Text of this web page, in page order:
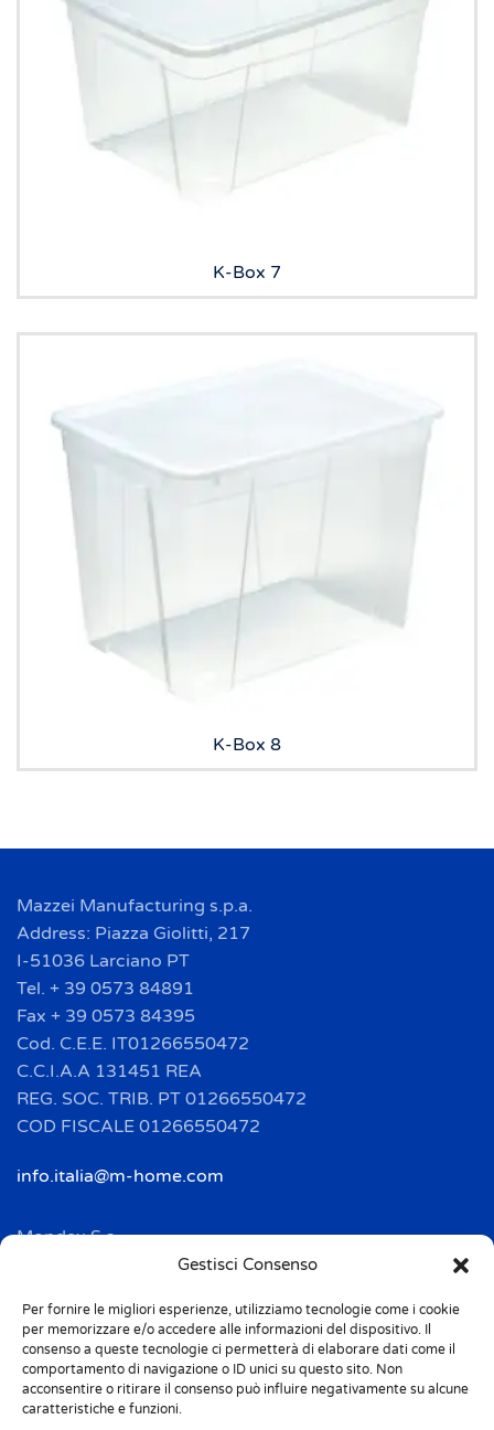
Gestisci Consenso
Per fornire le migliori esperienze, utilizziamo tecnologie come i cookie
per memorizzare e/o accedere alle informazioni del dispositivo. Il
consenso a queste tecnologie ci permetterà di elaborare dati come il
comportamento di navigazione o ID unici su questo sito. Non
acconsentire o ritirare il consenso può influire negativamente su alcune
caratteristiche e funzioni.
K-Box 7
K-Box 8
Mazzei Manufacturing s.p.a.
Address: Piazza Giolitti, 217
I-51036 Larciano PT
Tel. + 39 0573 84891
Fax + 39 0573 84395
Cod. C.E.E. IT01266550472
C.C.I.A.A 131451 REA
REG. SOC. TRIB. PT 01266550472
COD FISCALE 01266550472
info.italia@m-home.com
Mondex S.a.
Address: 2 Rue Ampère - BP 120
Tél. + 33(0)3 88 69 20 40
Fax + 33(0)3 88 69 20 41
info.france@m-home.com